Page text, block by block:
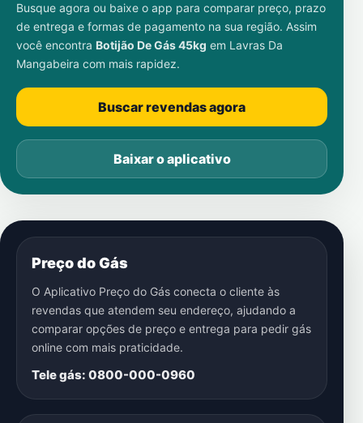
Busque agora ou baixe o app para comparar preço, prazo
de entrega e formas de pagamento na sua região. Assim
você encontra Botijão De Gás 45kg em Lavras Da
Mangabeira com mais rapidez.
Buscar revendas agora
Baixar o aplicativo
Preço do Gás
O Aplicativo Preço do Gás conecta o cliente às
revendas que atendem seu endereço, ajudando a
comparar opções de preço e entrega para pedir gás
online com mais praticidade.
Tele gás: 0800-000-0960